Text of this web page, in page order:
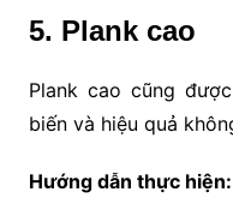
5. Plank cao
Plank cao cũng
biến và hiệu quả
Hướng dẫn thực hiện: